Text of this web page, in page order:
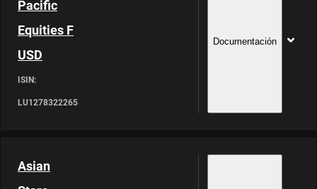
Pacific
Equities F
USD
ISIN:
LU1278322265
Documentación
Asian